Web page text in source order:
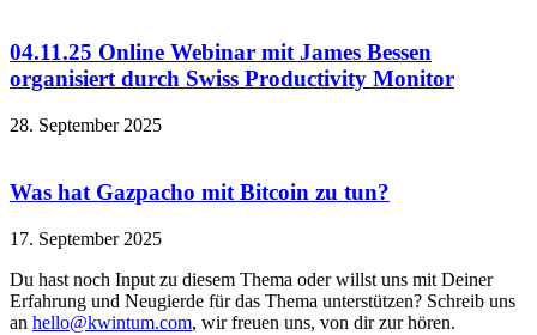
04.11.25 Online Webinar mit James Bessen
organisiert durch Swiss Productivity Monitor
28. September 2025
Was hat Gazpacho mit Bitcoin zu tun?
17. September 2025
Du hast noch Input zu diesem Thema oder willst uns mit Deiner
Erfahrung und Neugierde für das Thema unterstützen? Schreib uns
an hello@kwintum.com, wir freuen uns, von dir zur hören.